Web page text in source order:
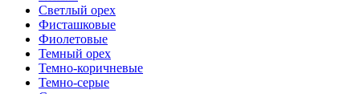
Светлый орех
Фисташковые
Фиолетовые
Темный орех
Темно-коричневые
Темно-серые